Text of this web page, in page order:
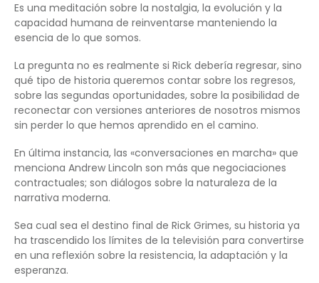
Es una meditación sobre la nostalgia, la evolución y la
capacidad humana de reinventarse manteniendo la
esencia de lo que somos.
La pregunta no es realmente si Rick debería regresar, sino
qué tipo de historia queremos contar sobre los regresos,
sobre las segundas oportunidades, sobre la posibilidad de
reconectar con versiones anteriores de nosotros mismos
sin perder lo que hemos aprendido en el camino.
En última instancia, las «conversaciones en marcha» que
menciona Andrew Lincoln son más que negociaciones
contractuales; son diálogos sobre la naturaleza de la
narrativa moderna.
Sea cual sea el destino final de Rick Grimes, su historia ya
ha trascendido los límites de la televisión para convertirse
en una reflexión sobre la resistencia, la adaptación y la
esperanza.